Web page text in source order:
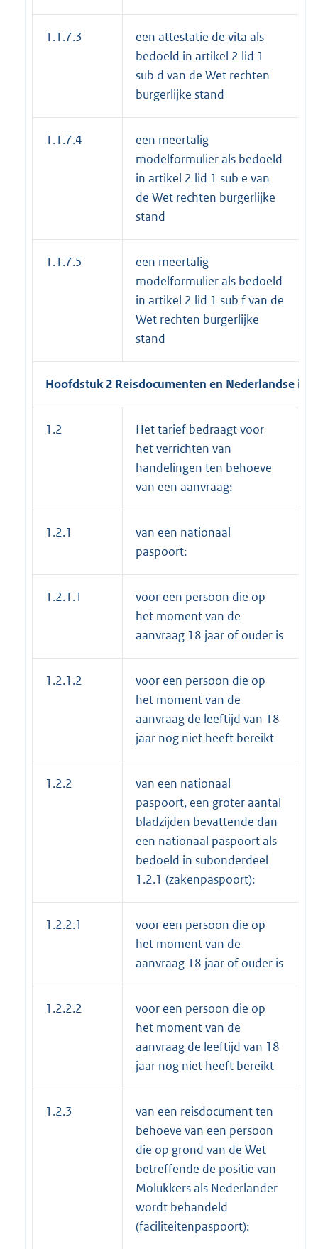
1.1.7.3
een attestatie de vita als
bedoeld in artikel 2 lid 1
sub d van de Wet rechten
burgerlijke stand
1.1.7.4
een meertalig
modelformulier als bedoeld
in artikel 2 lid 1 sub e van
de Wet rechten burgerlijke
stand
1.1.7.5
een meertalig
modelformulier als bedoeld
in artikel 2 lid 1 sub f van de
Wet rechten burgerlijke
stand
Hoofdstuk 2 Reisdocumenten en Nederlandse
1.2
Het tarief bedraagt voor
het verrichten van
handelingen ten behoeve
van een aanvraag:
1.2.1
van een nationaal
paspoort:
1.2.1.1
voor een persoon die op
het moment van de
aanvraag 18 jaar of ouder is
1.2.1.2
voor een persoon die op
het moment van de
aanvraag de leeftijd van 18
jaar nog niet heeft bereikt
1.2.2
van een nationaal
paspoort, een groter aantal
bladzijden bevattende dan
een nationaal paspoort als
bedoeld in subonderdeel
1.2.1 (zakenpaspoort):
1.2.2.1
voor een persoon die op
het moment van de
aanvraag 18 jaar of ouder is
1.2.2.2
voor een persoon die op
het moment van de
aanvraag de leeftijd van 18
jaar nog niet heeft bereikt
1.2.3
van een reisdocument ten
behoeve van een persoon
die op grond van de Wet
betreffende de positie van
Molukkers als Nederlander
wordt behandeld
(faciliteitenpaspoort):